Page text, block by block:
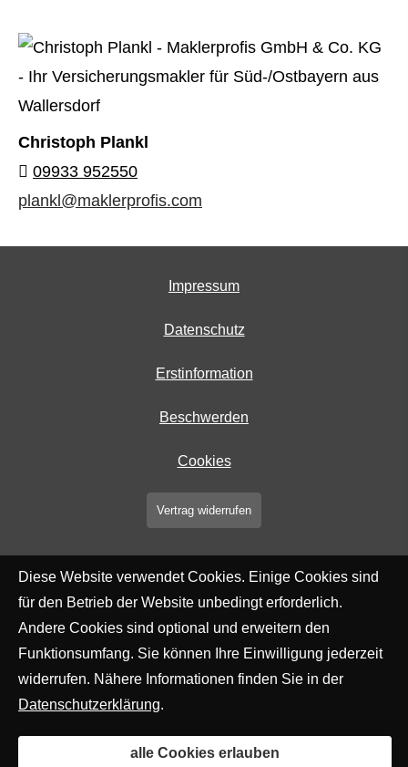
Christoph Plankl
09933 952550
plankl@maklerprofis.com
Impressum
Datenschutz
Erstinformation
Beschwerden
Cookies
Vertrag widerrufen
Diese Website verwendet Cookies. Einige Cookies sind
für den Betrieb der Website unbedingt erforderlich.
Andere Cookies sind optional und erweitern den
Funktionsumfang. Sie können Ihre Einwilligung jederzeit
widerrufen. Nähere Informationen finden Sie in der
Datenschutzerklärung.
alle Cookies erlauben